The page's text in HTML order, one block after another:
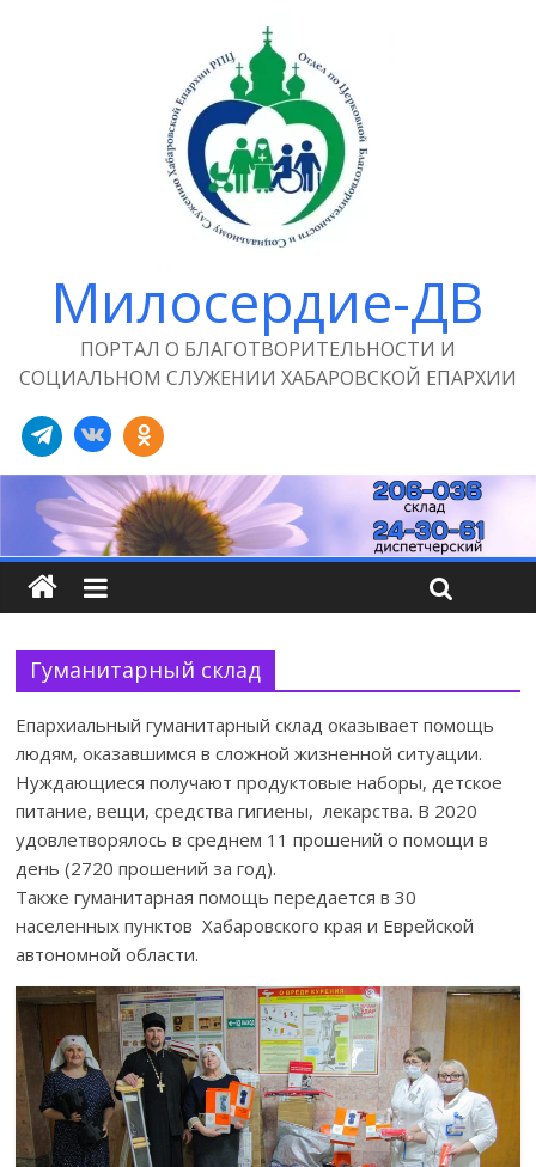
Милосердие-ДВ
ПОРТАЛ О БЛАГОТВОРИТЕЛЬНОСТИ И
СОЦИАЛЬНОМ СЛУЖЕНИИ ХАБАРОВСКОЙ ЕПАРХИИ
Гуманитарный склад
Епархиальный гуманитарный склад оказывает помощь
людям, оказавшимся в сложной жизненной ситуации.
Нуждающиеся получают продуктовые наборы, детское
питание, вещи, средства гигиены, лекарства. В 2020
удовлетворялось в среднем 11 прошений о помощи в
день (2720 прошений за год).
Также гуманитарная помощь передается в 30
населенных пунктов Хабаровского края и Еврейской
автономной области.